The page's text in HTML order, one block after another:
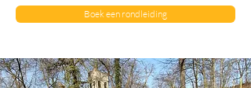
Boek een rondleiding